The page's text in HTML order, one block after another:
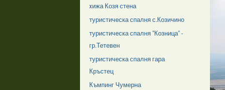
xижа Козя стена
туристическа спалня с.Козичино
туристическа спалня "Козница" -
гр.Тетевен
туристическа спалня гара
Кръстец
Къмпинг Чумерна